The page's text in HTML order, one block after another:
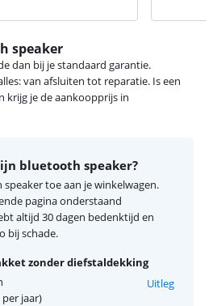
speaker
dan bij je standaard garantie.
van afsluiten tot reparatie. Is een
krijg je de aankoopprijs in
bluetooth speaker?
toe aan je winkelwagen.
pagina onderstaand
altijd 30 dagen bedenktijd en
bij schade.
zonder diefstaldekking
per jaar)
Uitleg